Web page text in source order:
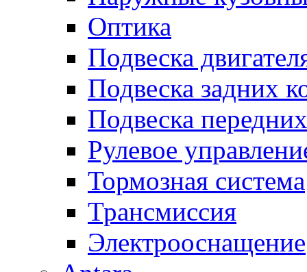
Оптика
Подвеска
Подвеска задних
Подвеска
Рулевое
Тормозная система
Трансмиссия
Электрооснащение